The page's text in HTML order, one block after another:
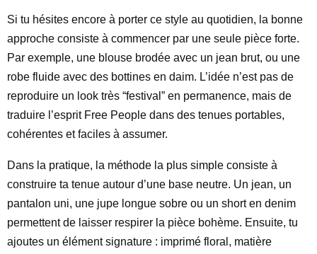
Si tu hésites encore à porter ce style au quotidien, la bonne
approche consiste à commencer par une seule pièce forte.
Par exemple, une blouse brodée avec un jean brut, ou une
robe fluide avec des bottines en daim. L’idée n’est pas de
reproduire un look très “festival” en permanence, mais de
traduire l’esprit Free People dans des tenues portables,
cohérentes et faciles à assumer.
Dans la pratique, la méthode la plus simple consiste à
construire ta tenue autour d’une base neutre. Un jean, un
pantalon uni, une jupe longue sobre ou un short en denim
permettent de laisser respirer la pièce bohème. Ensuite, tu
ajoutes un élément signature : imprimé floral, matière